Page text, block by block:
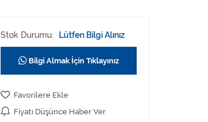
Stok Durumu: Lütfen Bilgi Alınız
Bilgi Almak İçin Tıklayınız
Favorilere Ekle
Fiyatı Düşünce Haber Ver